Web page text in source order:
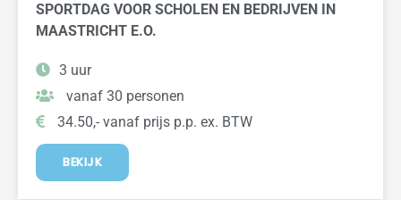
SPORTDAG VOOR SCHOLEN EN BEDRIJVEN IN
MAASTRICHT E.O.
3 uur
vanaf 30 personen
34.50,- vanaf prijs p.p. ex. BTW
BEKIJK